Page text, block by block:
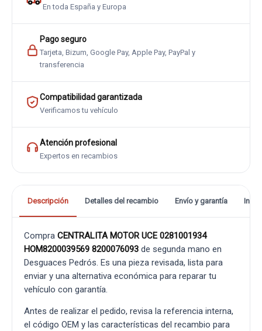
En toda España y Europa
Pago seguro
Tarjeta, Bizum, Google Pay, Apple Pay, PayPal y
transferencia
Compatibilidad garantizada
Verificamos tu vehículo
Atención profesional
Expertos en recambios
Descripción Detalles del recambio Envío y garantía
Compra CENTRALITA MOTOR UCE 0281001934
HOM8200039569 8200076093 de segunda mano en
Desguaces Pedrós. Es una pieza revisada, lista para
enviar y una alternativa económica para reparar tu
vehículo con garantía.
Antes de realizar el pedido, revisa la referencia interna,
el código OEM y las características del recambio para